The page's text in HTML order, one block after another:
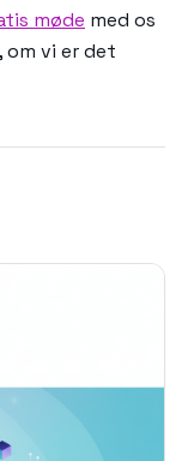
møde med os
om vi er det